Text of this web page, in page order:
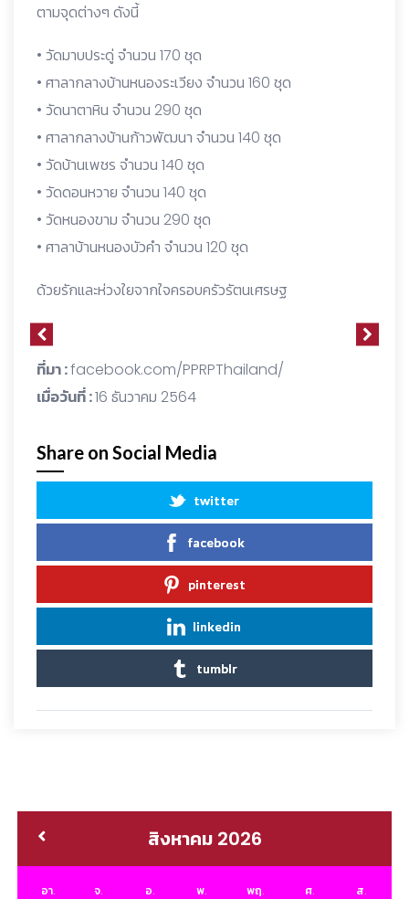
ตามจุดต่างๆ ดังนี้
• วัดมาบประดู่ จำนวน 170 ชุด
• ศาลากลางบ้านหนองระเวียง จำนวน 160 ชุด
• วัดนาตาหิน จำนวน 290 ชุด
• ศาลากลางบ้านก้าวพัฒนา จำนวน 140 ชุด
• วัดบ้านเพชร จำนวน 140 ชุด
• วัดดอนหวาย จำนวน 140 ชุด
• วัดหนองขาม จำนวน 290 ชุด
• ศาลาบ้านหนองบัวคำ จำนวน 120 ชุด
ด้วยรักและห่วงใยจากใจครอบครัวรัตนเศรษฐ
ที่มา :facebook.com/PPRPThailand/
เมื่อวันที่ :16 ธันวาคม 2564
Share on Social Media
twitter
facebook
pinterest
linkedin
tumblr
สิงหาคม 2026
อา. จ. อ. พ. พฤ. ศ. ส.